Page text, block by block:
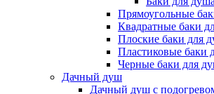
Прямоугольные
Квадратные баки
Плоские баки для
Пластиковые баки
Черные баки для
Дачный душ
Дачный душ с